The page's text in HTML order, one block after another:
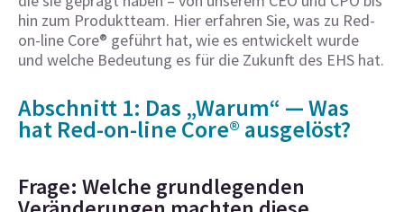
hin zum Produktteam. Hier erfahren Sie, was zu Red-
on-line Core® geführt hat, wie es entwickelt wurde
und welche Bedeutung es für die Zukunft des EHS hat.
Abschnitt 1: Das „Warum“ — Was
hat Red-on-line Core® ausgelöst?
Frage: Welche grundlegenden